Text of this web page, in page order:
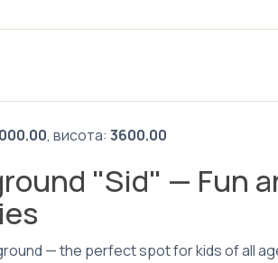
, висота: 3600.00
"Sid" — Fun
— the perfect spot for kids of all